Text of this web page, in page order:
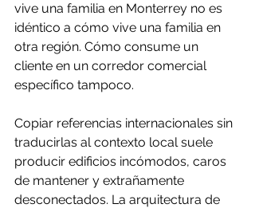
vive una familia en Monterrey no es
idéntico a cómo vive una familia en
otra región. Cómo consume un
cliente en un corredor comercial
específico tampoco.
Copiar referencias internacionales sin
traducirlas al contexto local suele
producir edificios incómodos, caros
de mantener y extrañamente
desconectados. La arquitectura de